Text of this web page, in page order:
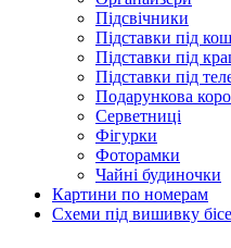
Підсвічники
Підставки під
Підставки під
Підставки під
Подарункова
Серветниці
Фігурки
Фоторамки
Чайні будиночки
Картини по номерам
Схеми під вишивку